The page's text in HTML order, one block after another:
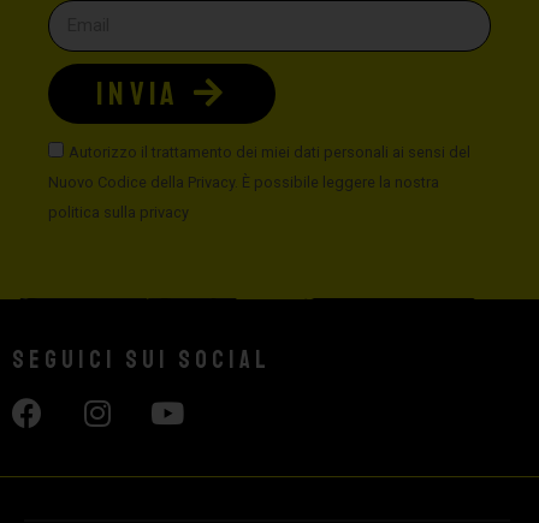
Autorizzo il trattamento dei miei dati personali ai sensi del
Nuovo Codice della Privacy. È possibile leggere la nostra
politica sulla privacy
INVIA
Seguici sui social